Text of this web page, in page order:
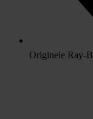
Originele Ray-